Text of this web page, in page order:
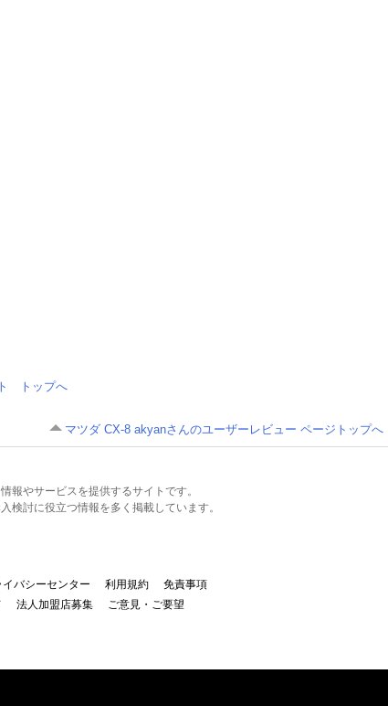
トップへ
マツダ CX-8 akyanさんのユーザーレビュー ページトップへ
報やサービスを提供するサイトです。
検討に役立つ情報を多く掲載しています。
イバシーセンター 利用規約
免責事項
法人加盟店募集
ご意見・ご要望